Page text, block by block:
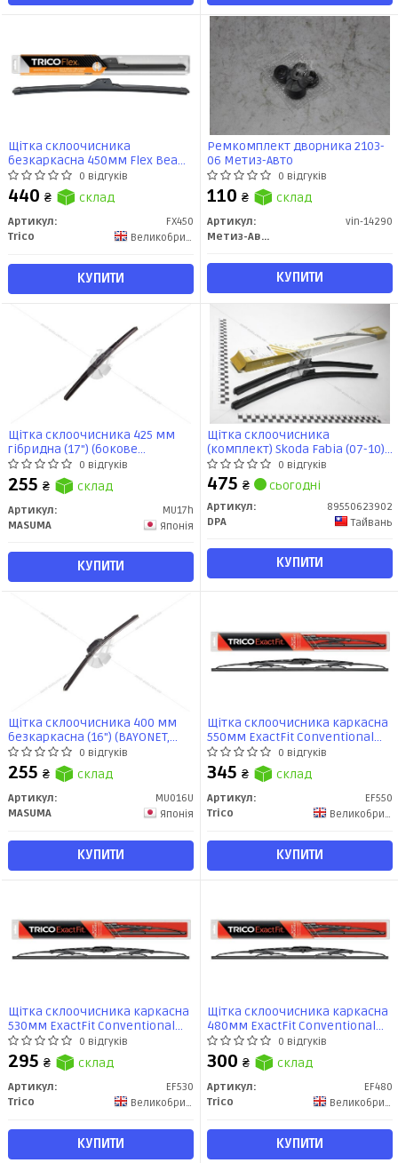
Щітка склоочисника
безкаркасна 450мм Flex Beam
Blade (FX450) TRICO
0 відгуків
440 ₴ склад
Артикул:
FX450
Trico
Великобритания
КУПИТИ
Ремкомплект дворника 2103-
06 Метиз-Авто
0 відгуків
110 ₴ склад
Артикул:
vin-14290
Метиз-Авто
КУПИТИ
Щітка склоочисника 425 мм
гібридна (17") (бокове
кріплення J-HOOK) (MU-17h)
MASUMA
0 відгуків
255 ₴ склад
Артикул:
MU17h
MASUMA
Японія
КУПИТИ
Щітка склоочисника
(комплект) Skoda Fabia (07-10)
(89550623902) DPA
0 відгуків
475 ₴ сьогодні
Артикул:
89550623902
DPA
Тайвань
КУПИТИ
Щітка склоочисника 400 мм
безкаркасна (16") (BAYONET,
CLAW, BUTTON 16/19, PIN LOCK,
PINCH TAB, SIDE 17/22, J-HOOK)
(MU-016U) MASUMA
0 відгуків
255 ₴ склад
Артикул:
MU016U
MASUMA
Японія
КУПИТИ
Щітка склоочисника каркасна
550мм ExactFit Сonventional
(EF550) TRICO0 відгуків
345 ₴ склад
Артикул:
EF550
Trico
Великобритания
КУПИТИ
Щітка склоочисника каркасна
530мм ExactFit Сonventional
(EF530) TRICO0 відгуків
295 ₴ склад
Артикул:
EF530
Trico
Великобритания
КУПИТИ
Щітка склоочисника каркасна
480мм ExactFit Сonventional
(EF480) TRICO0 відгуків
300 ₴ склад
Артикул:
EF480
Trico
Великобритания
КУПИТИ